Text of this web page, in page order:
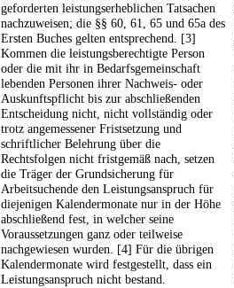
geforderten leistungserheblichen Tatsachen
nachzuweisen; die §§ 60, 61, 65 und 65a des
Ersten Buches gelten entsprechend. [3]
Kommen die leistungsberechtigte Person
oder die mit ihr in Bedarfsgemeinschaft
lebenden Personen ihrer Nachweis- oder
Auskunftspflicht bis zur abschließenden
Entscheidung nicht, nicht vollständig oder
trotz angemessener Fristsetzung und
schriftlicher Belehrung über die
Rechtsfolgen nicht fristgemäß nach, setzen
die Träger der Grundsicherung für
Arbeitsuchende den Leistungsanspruch für
diejenigen Kalendermonate nur in der Höhe
abschließend fest, in welcher seine
Voraussetzungen ganz oder teilweise
nachgewiesen wurden. [4] Für die übrigen
Kalendermonate wird festgestellt, dass ein
Leistungsanspruch nicht bestand.